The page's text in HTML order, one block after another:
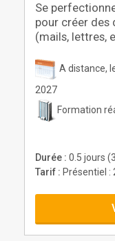
Se
pour créer des
(mails, lettres,
A distance,
2027
Formation
Durée : 0.5 jours
Tarif : Présentiel :